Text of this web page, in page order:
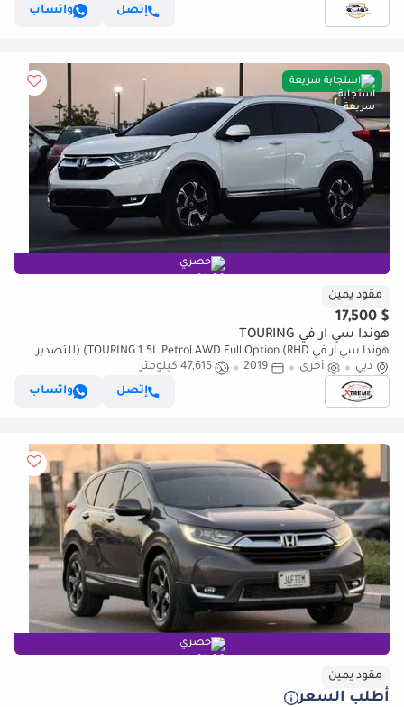
إتصل واتساب
استجابة سريعة
حصري
مقود يمين
$ 17,500
هوندا سي آر في TOURING
هوندا سي آر في TOURING 1.5L Petrol AWD Full Option (RHD) (للتصدير
فقط)
دبي أخرى 2019
47,615 كيلومتر
إتصل
واتساب
حصري
مقود يمين
أطلب السعر